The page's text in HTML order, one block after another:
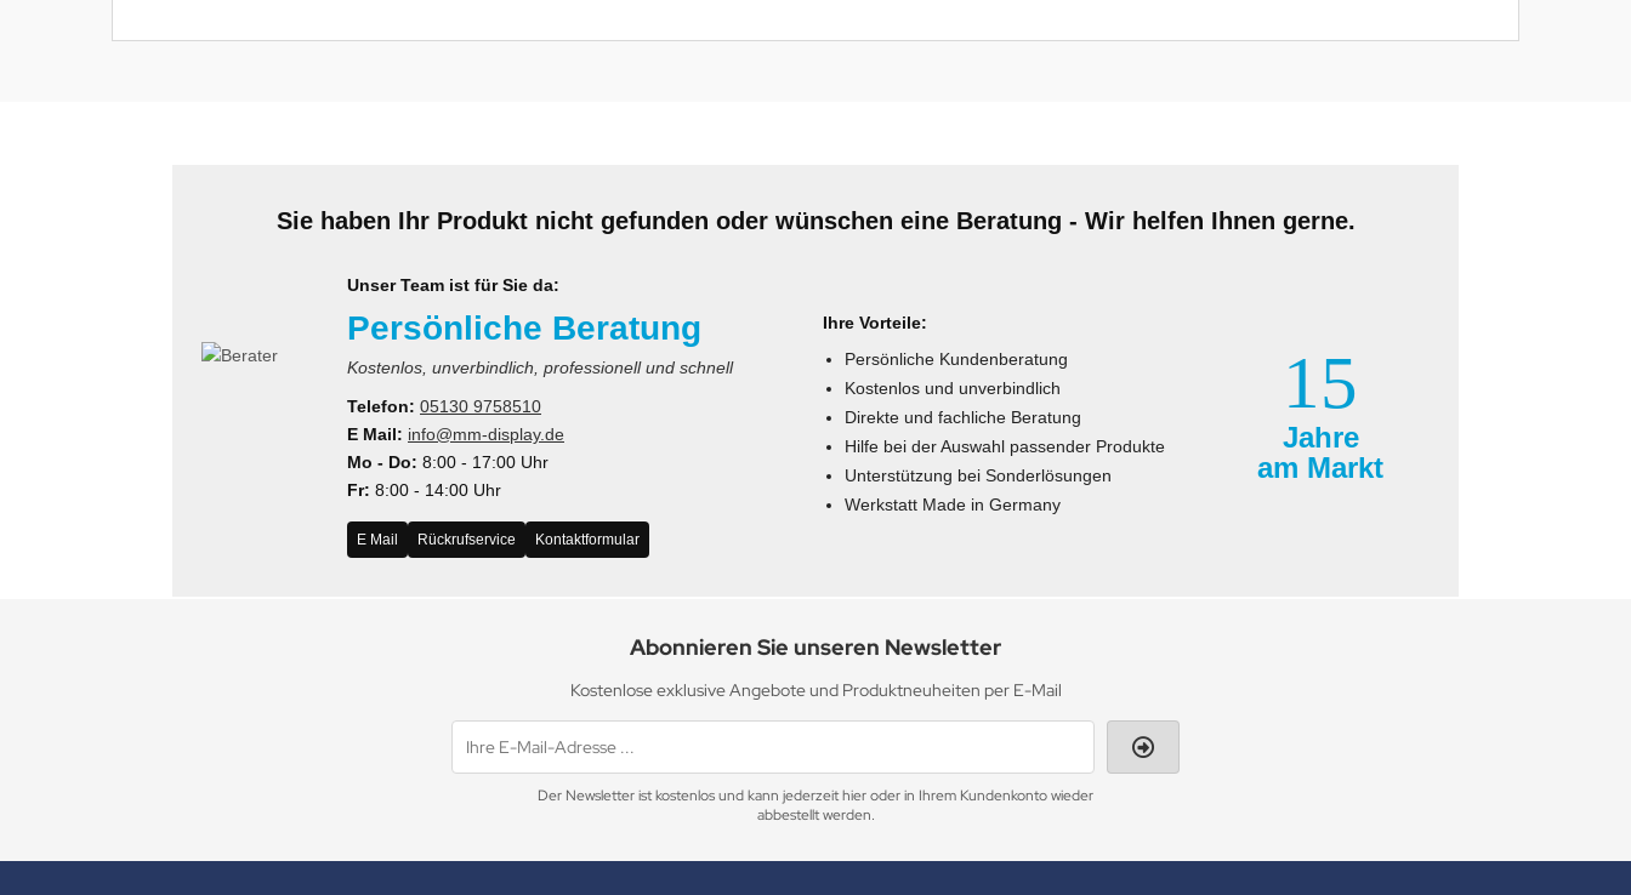
Sie haben Ihr Produkt nicht gefunden oder wünschen eine Beratung - Wir helfen Ihnen gerne.
Unser Team ist für Sie da:
Persönliche Beratung
Kostenlos, unverbindlich, professionell und schnell
Telefon: 05130 9758510
E Mail: info@mm-display.de
Mo - Do: 8:00 - 17:00 Uhr
Fr: 8:00 - 14:00 Uhr
E Mail Rückrufservice Kontaktformular
Ihre Vorteile:
Persönliche Kundenberatung
Kostenlos und unverbindlich
Direkte und fachliche Beratung
Hilfe bei der Auswahl passender Produkte
Unterstützung bei Sonderlösungen
Werkstatt Made in Germany
15
Jahre
am Markt
Abonnieren Sie unseren Newsletter
Kostenlose exklusive Angebote und Produktneuheiten per E-Mail
Der Newsletter ist kostenlos und kann jederzeit hier oder in Ihrem Kundenkonto wieder
abbestellt werden.